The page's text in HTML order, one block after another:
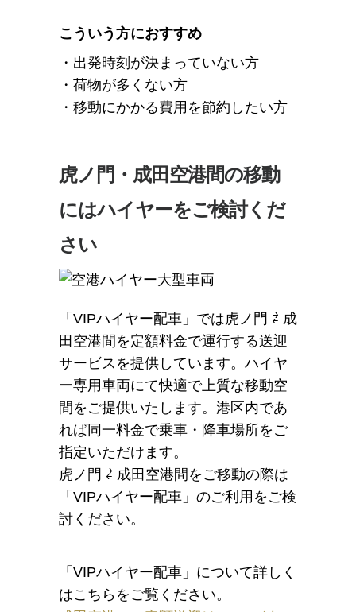
こういう方におすすめ
・出発時刻が決まっていない方
・荷物が多くない方
・移動にかかる費用を節約したい方
虎ノ門・成田空港間の移動
にはハイヤーをご検討くだ
さい
「VIPハイヤー配車」では虎ノ門 ⇄ 成
田空港間を定額料金で運行する送迎
サービスを提供しています。ハイヤ
ー専用車両にて快適で上質な移動空
間をご提供いたします。港区内であ
れば同一料金で乗車・降車場所をご
指定いただけます。
虎ノ門 ⇄ 成田空港間をご移動の際は
「VIPハイヤー配車」のご利用をご検
討ください。
「VIPハイヤー配車」について詳しく
はこちらをご覧ください。